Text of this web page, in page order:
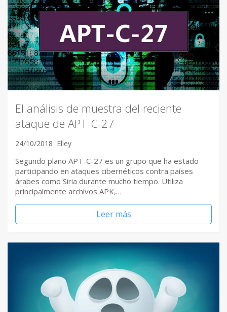
El análisis de muestra del reciente
ataque de APT-C-27
24/10/2018 Elley
Segundo plano APT-C-27 es un grupo que ha estado
participando en ataques cibernéticos contra países
árabes como Siria durante mucho tiempo. Utiliza
principalmente archivos APK,…
Leer más